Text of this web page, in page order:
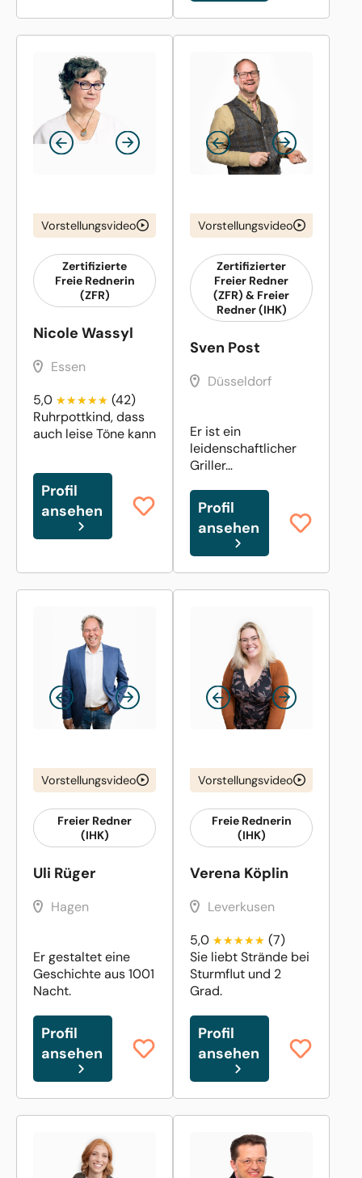
Vorstellungsvideo
Zertifizierte
Freie Rednerin
(ZFR)
Nicole Wassyl
Essen
5,0
(42)
Ruhrpottkind, dass
auch leise Töne kann
Profil
ansehen
Vorstellungsvideo
Zertifizierter
Freier Redner
(ZFR) & Freier
Redner (IHK)
Sven Post
Düsseldorf
Er ist ein
leidenschaftlicher
Griller…
Profil
ansehen
Vorstellungsvideo
Freier Redner
(IHK)
Uli Rüger
Hagen
Er gestaltet eine
Geschichte aus 1001
Nacht.
Profil
ansehen
Vorstellungsvideo
Freie Rednerin
(IHK)
Verena Köplin
Leverkusen
5,0
(7)
Sie liebt Strände bei
Sturmflut und 2
Grad.
Profil
ansehen